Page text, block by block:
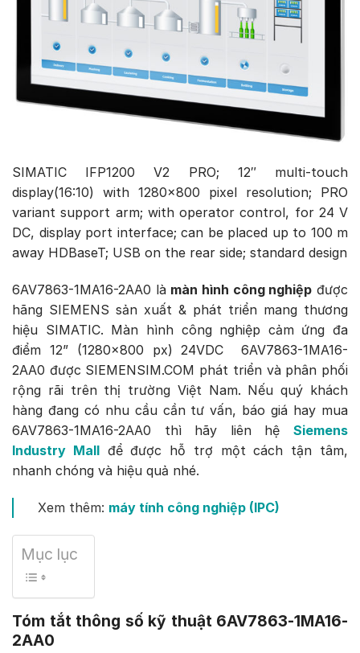
SIMATIC IFP1200 V2 PRO; 12″ multi-touch
display(16:10) with 1280×800 pixel resolution; PRO
variant support arm; with operator control, for 24 V
DC, display port interface; can be placed up to 100 m
away HDBaseT; USB on the rear side; standard design
6AV7863-1MA16-2AA0 là màn hình công nghiệp được
hãng SIEMENS sản xuất & phát triển mang thương
hiệu SIMATIC. Màn hình công nghiệp cảm ứng đa
điểm 12” (1280×800 px) 24VDC 6AV7863-1MA16-
2AA0 được SIEMENSIM.COM phát triển và phân phối
rộng rãi trên thị trường Việt Nam. Nếu quý khách
hàng đang có nhu cầu cần tư vấn, báo giá hay mua
6AV7863-1MA16-2AA0 thì hãy liên hệ Siemens
Industry Mallđể được hỗ trợ một cách tận tâm,
nhanh chóng và hiệu quả nhé.
Xem thêm: máy tính công nghiệp (IPC)
Mục lục
Tóm tắt thông số kỹ thuật 6AV7863-1MA16-
2AA0